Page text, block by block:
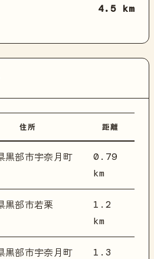
4.5 km
住所 距離
黒部市宇奈月町
0.79
km
黒部市若栗
1.2
km
黒部市宇奈月町 1.3